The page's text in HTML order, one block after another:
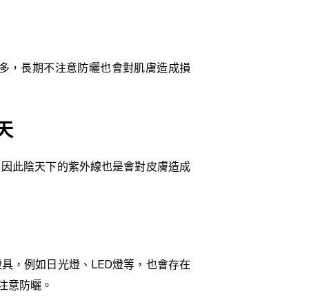
，長期不注意防曬也會對肌膚造成損
此陰天下的紫外線也是會對皮膚造成
，例如日光燈、LED燈等，也會存在
意防曬。